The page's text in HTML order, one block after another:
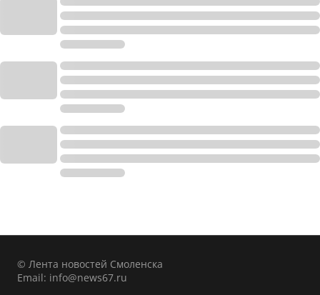
© Лента новостей Смоленска
Email: info@news67.ru